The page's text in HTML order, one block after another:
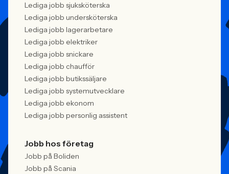
Lediga jobb sjuksköterska
Lediga jobb undersköterska
Lediga jobb lagerarbetare
Lediga jobb elektriker
Lediga jobb snickare
Lediga jobb chaufför
Lediga jobb butikssäljare
Lediga jobb systemutvecklare
Lediga jobb ekonom
Lediga jobb personlig assistent
Jobb hos företag
Jobb på Boliden
Jobb på Scania